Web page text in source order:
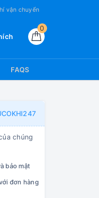
vận chuyển
0
FAQS
chúng
bảo mật
đơn hàng